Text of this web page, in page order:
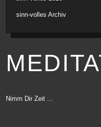
sinn-volles Archiv
Nimm Dir Zeit ...